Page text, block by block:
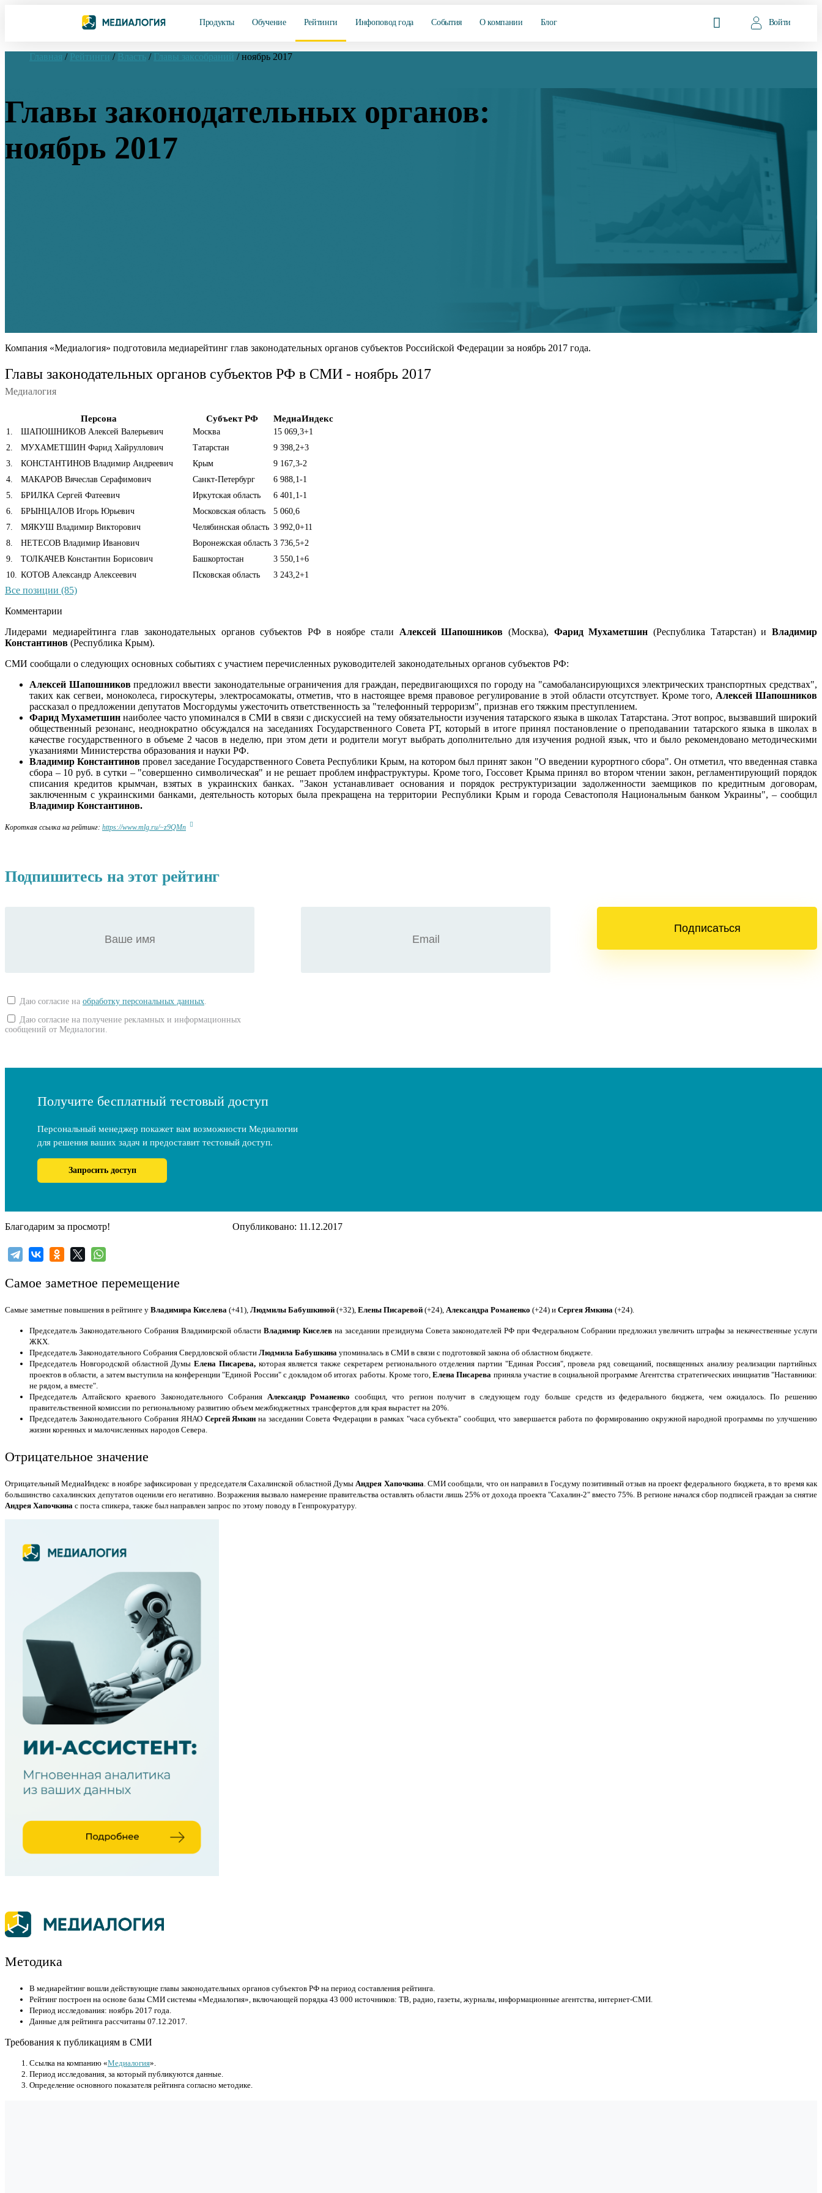
Продукты Обучение Рейтинги Инфоповод года События О компании Блог Войти
Главная / Рейтинги / Власть / Главы заксобраний / ноябрь 2017
Главы законодательных органов:
ноябрь 2017
Компания «Медиалогия» подготовила медиарейтинг глав законодательных органов субъектов Российской Федерации за ноябрь 2017 года.
Главы законодательных органов субъектов РФ в СМИ - ноябрь 2017
Медиалогия
Персона Субъект РФ МедиаИндекс
1 ШАПОШНИКОВ Алексей Валерьевич Москва 15 069,3+1
2
МУХАМЕТШИН Фарид Хайруллович Татарстан 9 398,2+3
3
КОНСТАНТИНОВ Владимир Андреевич Крым 9 167,3-2
4
МАКАРОВ Вячеслав Серафимович Санкт-Петербург 6 988,1 -1
5
БРИЛКА Сергей Фатеевич Иркутская область 6 401,1 -1
6
БРЫНЦАЛОВ Игорь Юрьевич Московская область
5 060,6
7
МЯКУШ Владимир Викторович Челябинская область 3 992,0+11
8
НЕТЕСОВ Владимир Иванович Воронежская область 3 736,5+2
9
ТОЛКАЧЕВ Константин Борисович Башкортостан 3 550,1 +6
10
КОТОВ Александр Алексеевич Псковская область 3 243,2+1
Все позиции (85)
Комментарии
Лидерами медиарейтинга глав законодательных органов субъектов РФ в ноябре стали Алексей Шапошников (Москва), Фарид Мухаметшин (Республика Татарстан) иВладимир
Константинов (Республика Крым).
СМИ сообщали о следующих основных событиях с участием перечисленных руководителей законодательных органов субъектов РФ:
Алексей Шапошников предложил ввести законодательные ограничения для граждан, передвигающихся по городу на "самобалансирующихся электрических транспортных средствах",
таких как сегвеи, моноколеса, гироскутеры, электросамокаты, отметив, что в настоящее время правовое регулирование в этой области отсутствует. Кроме того, Алексей Шапошников
рассказал о предложении депутатов Мосгордумы ужесточить ответственность за "телефонный терроризм", признав его тяжким преступлением.
Фарид Мухаметшиннаиболее часто упоминался в СМИ в связи с дискуссией на тему обязательности изучения татарского языка в школах Татарстана. Этот вопрос, вызвавший широкий
общественный резонанс, неоднократно обсуждался на заседаниях Государственного Совета РТ, который в итоге принял постановление о преподавании татарского языка в школах в
качестве государственного в объеме 2 часов в неделю, при этом дети и родители могут выбрать дополнительно для изучения родной язык, что и было рекомендовано методическими
указаниями Министерства образования и науки РФ.
Владимир Константинов провел заседание Государственного Совета Республики Крым, на котором был принят закон "О введении курортного сбора". Он отметил, что введенная ставка
сбора – 10 руб. в сутки – "совершенно символическая" и не решает проблем инфраструктуры. Кроме того, Госсовет Крыма принял во втором чтении закон, регламентирующий порядок
списания кредитов крымчан, взятых в украинских банках. "Закон устанавливает основания и порядок реструктуризации задолженности заемщиков по кредитным договорам,
заключенным с украинскими банками, деятельность которых была прекращена на территории Республики Крым и города Севастополя Национальным банком Украины", – сообщил
Владимир Константинов.
Короткая ссылка на рейтинг: https://www.mlg.ru/~z9QMn
Подпишитесь на этот рейтинг
Даю согласие на обработку персональных данных
Даю согласие на получение рекламных и информационных
сообщений от Медиалогии.
Получите бесплатный тестовый доступ
Персональный менеджер покажет вам возможности Медиалогии
для решения ваших задач и предоставит тестовый доступ.
Запросить доступ
Благодарим за просмотр! Опубликовано: 11.12.2017
Самое заметное перемещение
Самые заметные повышения в рейтинге у Владимира Киселева (+41), Людмилы Бабушкиной (+32), Елены Писаревой (+24), Александра Романенко (+24) и Сергея Ямкина (+24).
Председатель Законодательного Собрания Владимирской области Владимир Киселевна заседании президиума Совета законодателей РФ при Федеральном Собрании предложил увеличить штрафы за некачественные услуги
ЖКХ.
Председатель Законодательного Собрания Свердловской области Людмила Бабушкина упоминалась в СМИ в связи с подготовкой закона об областном бюджете.
Председатель Новгородской областной ДумыЕлена Писарева, которая является также секретарем регионального отделения партии "Единая Россия", провела ряд совещаний, посвященных анализу реализации партийных
проектов в области, а затем выступила на конференции "Единой России" с докладом об итогах работы. Кроме того,Елена Писарева приняла участие в социальной программе Агентства стратегических инициатив "Наставники:
не рядом, а вместе".
Председатель Алтайского краевого Законодательного Собрания Александр Романенкосообщил, что регион получит в следующем году больше средств из федерального бюджета, чем ожидалось. По решению
правительственной комиссии по региональному развитию объем межбюджетных трансфертов для края вырастет на 20%.
Председатель Законодательного Собрания ЯНАО Сергей Ямкинна заседании Совета Федерации в рамках "часа субъекта" сообщил, что завершается работа по формированию окружной народной программы по улучшению
жизни коренных и малочисленных народов Севера.
Отрицательное значение
Отрицательный МедиаИндекс в ноябре зафиксирован у председателя Сахалинской областной Думы Андрея Хапочкина . СМИ сообщали, что он направил в Госдуму позитивный отзыв на проект федерального бюджета, в то время как
большинство сахалинских депутатов оценили его негативно. Возражения вызвало намерение правительства оставлять области лишь 25% от дохода проекта "Сахалин-2" вместо 75%. В регионе начался сбор подписей граждан за снятие
Андрея Хапочкина с поста спикера, также был направлен запрос по этому поводу в Генпрокуратуру.
Методика
В медиарейтинг вошли действующие главы законодательных органов субъектов РФ на период составления рейтинга.
Рейтинг построен на основе базы СМИ системы «Медиалогия», включающей порядка 43 000 источников: ТВ, радио, газеты, журналы, информационные агентства, интернет-СМИ.
Период исследования: ноябрь 2017 года.
Данные для рейтинга рассчитаны 07.12.2017.
Требования к публикациям в СМИ
Cсылка на компанию «Медиалогия».
Период исследования, за который публикуются данные.
Определение основного показателя рейтинга согласно методике.